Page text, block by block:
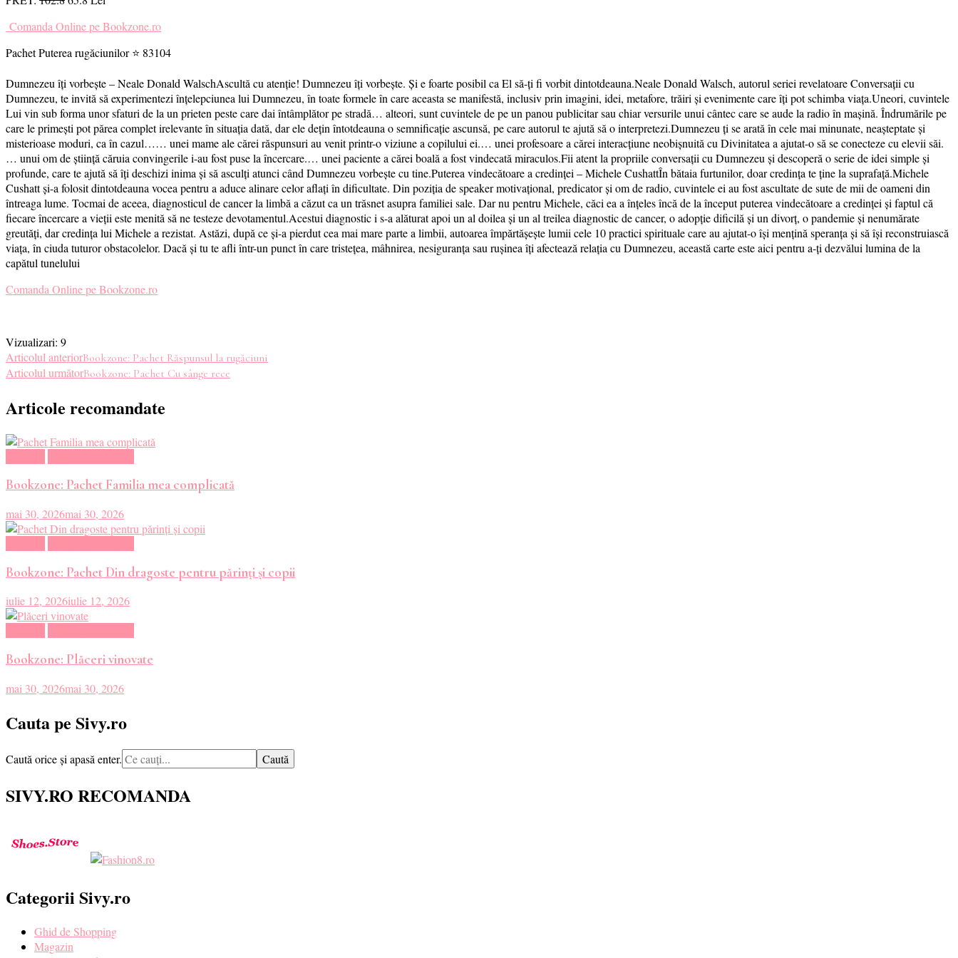
Comanda Online pe Bookzone.ro
Pachet Puterea rugăciunilor ⭐ 83104
Dumnezeu îți vorbește – Neale Donald WalschAscultă cu atenție! Dumnezeu îți vorbește. Și e foarte posibil ca El să-ți fi vorbit dintotdeauna.Neale Donald Walsch, autorul seriei revelatoare Conversații cu
Dumnezeu, te invită să experimentezi înțelepciunea lui Dumnezeu, în toate formele în care aceasta se manifestă, inclusiv prin imagini, idei, metafore, trăiri și evenimente care îți pot schimba viața.Uneori, cuvintele
Lui vin sub forma unor sfaturi de la un prieten peste care dai întâmplător pe stradă… alteori, sunt cuvintele de pe un panou publicitar sau chiar versurile unui cântec care se aude la radio în mașină. Îndrumările pe
care le primești pot părea complet irelevante în situația dată, dar ele dețin întotdeauna o semnificație ascunsă, pe care autorul te ajută să o interpretezi.Dumnezeu ți se arată în cele mai minunate, neașteptate și
misterioase moduri, ca în cazul…… unei mame ale cărei răspunsuri au venit printr-o viziune a copilului ei.… unei profesoare a cărei interacțiune neobișnuită cu Divinitatea a ajutat-o să se conecteze cu elevii săi.
… unui om de știință căruia convingerile i-au fost puse la încercare.… unei paciente a cărei boală a fost vindecată miraculos.Fii atent la propriile conversații cu Dumnezeu și descoperă o serie de idei simple și
profunde, care te ajută să îți deschizi inima și să asculți atunci când Dumnezeu vorbește cu tine.Puterea vindecătoare a credinței – Michele CushattÎn bătaia furtunilor, doar credința te ține la suprafață.Michele
Cushatt și-a folosit dintotdeauna vocea pentru a aduce alinare celor aflați în dificultate. Din poziția de speaker motivațional, predicator și om de radio, cuvintele ei au fost ascultate de sute de mii de oameni din
întreaga lume. Tocmai de aceea, diagnosticul de cancer la limbă a căzut ca un trăsnet asupra familiei sale. Dar nu pentru Michele, căci ea a înțeles încă de la început puterea vindecătoare a credinței și faptul că
fiecare încercare a vieții este menită să ne testeze devotamentul.Acestui diagnostic i s-a alăturat apoi un al doilea și un al treilea diagnostic de cancer, o adopție dificilă și un divorț, o pandemie și nenumărate
greutăți, dar credința lui Michele a rezistat. Astăzi, după ce și-a pierdut cea mai mare parte a limbii, autoarea împărtășește lumii cele 10 practici spirituale care au ajutat-o își mențină speranța și să își reconstruiască
viața, în ciuda tuturor obstacolelor. Dacă și tu te afli într-un punct în care tristețea, mâhnirea, nesiguranța sau rușinea îți afectează relația cu Dumnezeu, această carte este aici pentru a-ți dezvălui lumina de la
capătul tunelului
Comanda Online pe Bookzone.ro
Vizualizari: 9
Navigare
în
articole
Articolul anteriorBookzone: Pachet Răspunsul la rugăciuni
Articolul următorBookzone: Pachet Cu sânge rece
Articole recomandate
Bookzone: Pachet Familia mea complicată
mai 30, 2026mai 30, 2026
Bookzone: Pachet Din dragoste pentru părinți și copii
iulie 12, 2026iulie 12, 2026
Bookzone: Plăceri vinovate
mai 30, 2026mai 30, 2026
Cauta pe Sivy.ro
Cauți
Caută orice și apasă enter.
SIVY.RO RECOMANDA
Categorii Sivy.ro
Ghid de Shopping
Magazin